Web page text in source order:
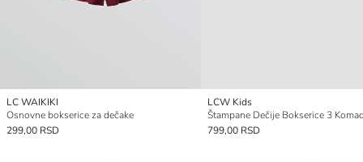
LC WAIKIKI
Osnovne bokserice za dečake
299,00 RSD
LCW Kids
Štampane Dečije Bokserice 3
799,00 RSD